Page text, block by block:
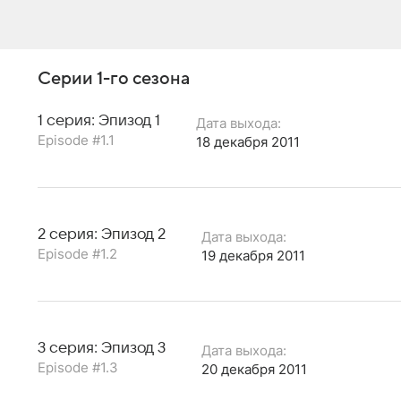
Серии 1-го сезона
1 серия: Эпизод 1
Episode #1.1
Дата выхода:
18 декабря 2011
2 серия: Эпизод 2
Episode #1.2
Дата выхода:
19 декабря 2011
3 серия: Эпизод 3
Episode #1.3
Дата выхода:
20 декабря 2011